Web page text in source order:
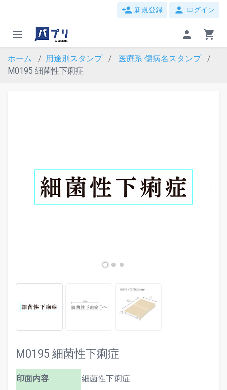
person_add 新規登録 person ログイン
menu person shopping_cart
ホーム 用途別スタンプ 医療系 傷病名スタンプ
M0195 細菌性下痢症
M0195 細菌性下痢症
印面内容 細菌性下痢症